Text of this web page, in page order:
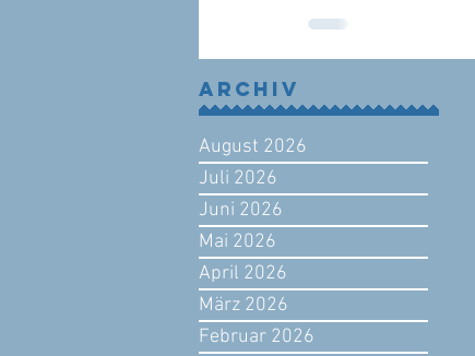
Archiv
August 2026
Juli 2026
Juni 2026
Mai 2026
April 2026
März 2026
Februar 2026